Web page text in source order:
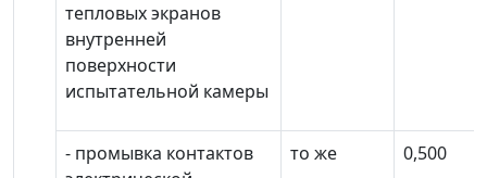
тепловых экранов
внутренней
поверхности
испытательной камеры
- промывка контактов
то же 0,500